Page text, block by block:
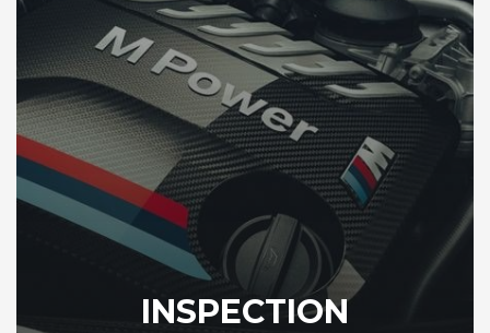
INSPECTION